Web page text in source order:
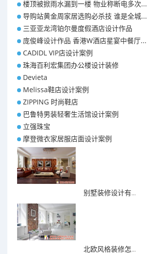
楼顶被掀雨水漏到一楼 物业称断电多次...
导购站黄金周家居选购必杀技 谁是全城...
三亚亚龙湾铂尔曼度假酒店设计作品
庞俊峰设计作品 香港W酒店星宴中餐厅...
CADIDL VIP店设计案例
珠海百利宏集团办公楼设计装修
Devieta
Melissa鞋店设计案例
ZIPPING 时尚鞋店
巴鲁特男装轻奢生活馆设计案例
立强珠宝
摩登微衣家居服店面设计案例
别墅装修设计有...
北欧风格装修怎...